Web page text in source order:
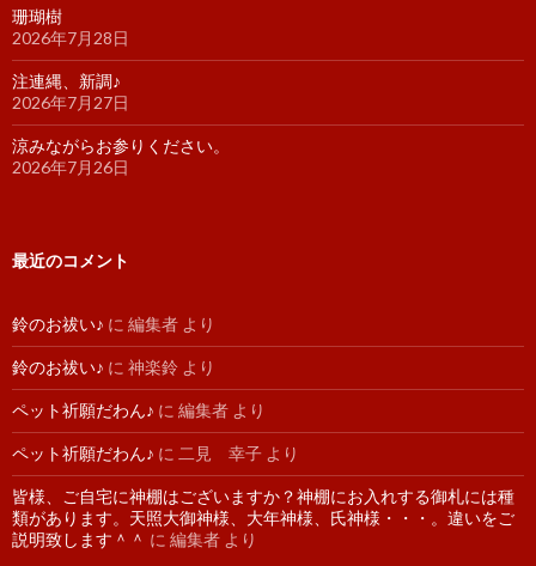
珊瑚樹
2026年7月28日
注連縄、新調♪
2026年7月27日
涼みながらお参りください。
2026年7月26日
最近のコメント
鈴のお祓い♪ に 編集者 より
鈴のお祓い♪ に 神楽鈴 より
ペット祈願だわん♪ に 編集者 より
ペット祈願だわん♪ に 二見 幸子 より
皆様、ご自宅に神棚はございますか？神棚にお入れする御札には種
類があります。天照大御神様、大年神様、氏神様・・・。違いをご
説明致します＾＾ に 編集者 より